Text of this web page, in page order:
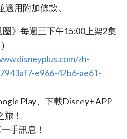
適用附加條款。
圈》每週三下午15:00上架2集
zh-
e966-42b6-ae61-
Play、下載Disney+ APP
！
手訊息！